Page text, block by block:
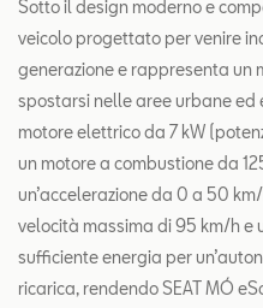
Sotto il design moderno e
veicolo progettato per venire
generazione e rappresenta un
spostarsi nelle aree urbane
motore elettrico da 7 kW
un motore a combustione da
un’accelerazione da 0 a 50
velocità massima di 95 km/h
sufficiente energia per
ricarica, rendendo SEAT MÓ